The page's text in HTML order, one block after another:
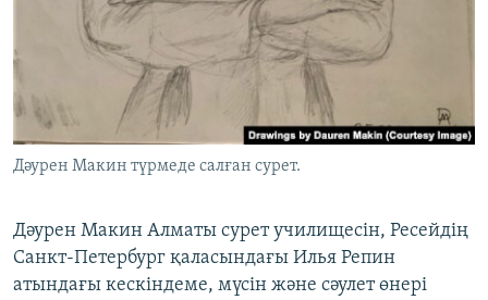
Дәурен Макин түрмеде салған сурет.
Дәурен Макин Алматы сурет училищесін, Ресейдің
Санкт-Петербург қаласындағы Илья Репин
атындағы кескіндеме, мүсін және сәулет өнері